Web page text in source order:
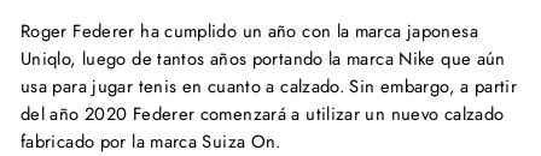
Roger Federer ha cumplido un año con la marca japonesa
Uniqlo, luego de tantos años portando la marca Nike que aún
usa para jugar tenis en cuanto a calzado. Sin embargo, a partir
del año 2020 Federer comenzará a utilizar un nuevo calzado
fabricado por la marca Suiza On.